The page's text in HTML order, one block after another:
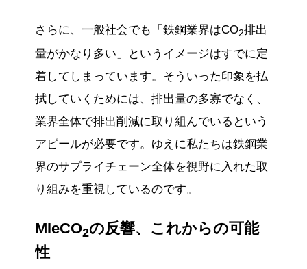
さらに、一般社会でも「鉄鋼業界はCO2排出
量がかなり多い」というイメージはすでに定
着してしまっています。そういった印象を払
拭していくためには、排出量の多寡でなく、
業界全体で排出削減に取り組んでいるという
アピールが必要です。ゆえに私たちは鉄鋼業
界のサプライチェーン全体を視野に入れた取
り組みを重視しているのです。
MIeCO2の反響、これからの可能
性